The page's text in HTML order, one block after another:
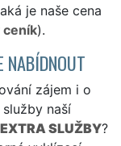
je naše cena
ceník).
NABÍDNOUT
zájem i o
naší
EXTRA SLUŽBY?